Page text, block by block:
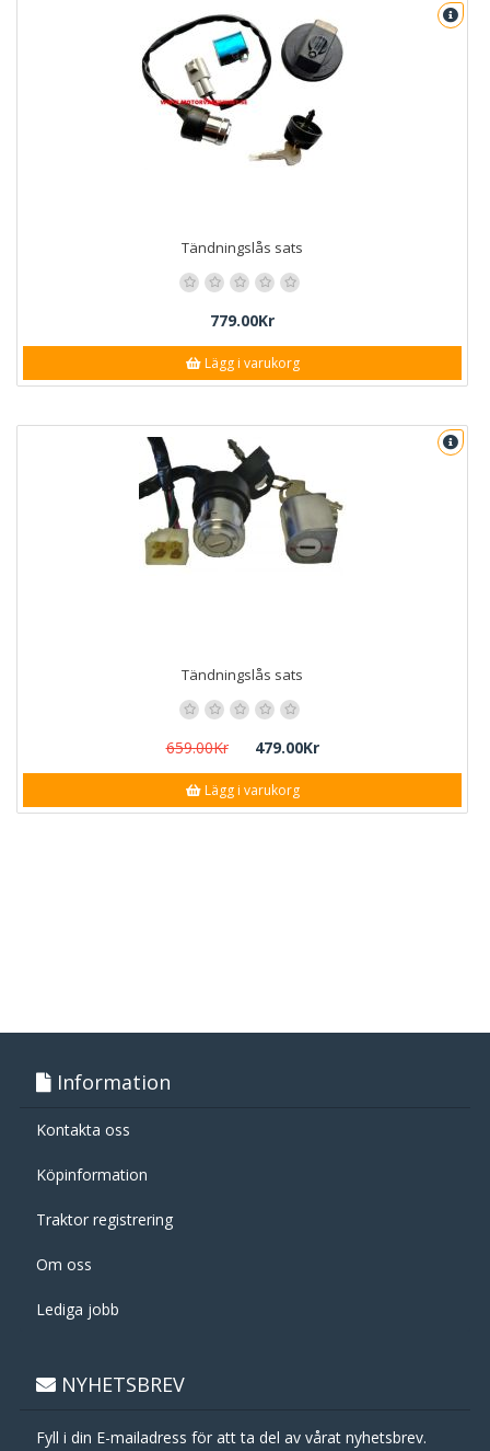
Tändningslås sats
779.00Kr
Lägg i varukorg
Tändningslås sats
659.00Kr 479.00Kr
Lägg i varukorg
Information
Kontakta oss
Köpinformation
Traktor registrering
Om oss
Lediga jobb
NYHETSBREV
Fyll i din E-mailadress för att ta del av vårat nyhetsbrev.